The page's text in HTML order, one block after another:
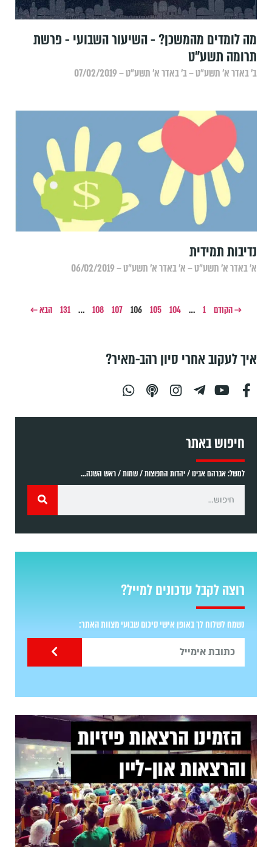
מה לומדים מהמשכן? - השיעור השבועי - פרשת
תרומה תשע"ט
ב׳ באדר א׳ תשע״ט – ב׳ באדר א׳ תשע״ט – 07/02/2019
נדיבות תמידית
א׳ באדר א׳ תשע״ט – א׳ באדר א׳ תשע״ט – 06/02/2019
→ הקודם 1
…
104
105
106
107
108
…
131 הבא ←
איך לעקוב אחרי סיון רהב-מאיר?
חיפוש באתר
למשל: אברהם אבינו / יהדות התפוצות / שמות / ראש השנה...
רוצה לקבל עדכונים למייל?
נשמח לשלוח לך באופן אישי סיכום שבועי מצוות האתר: